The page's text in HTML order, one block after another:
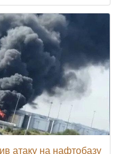
атаку на нафтобазу